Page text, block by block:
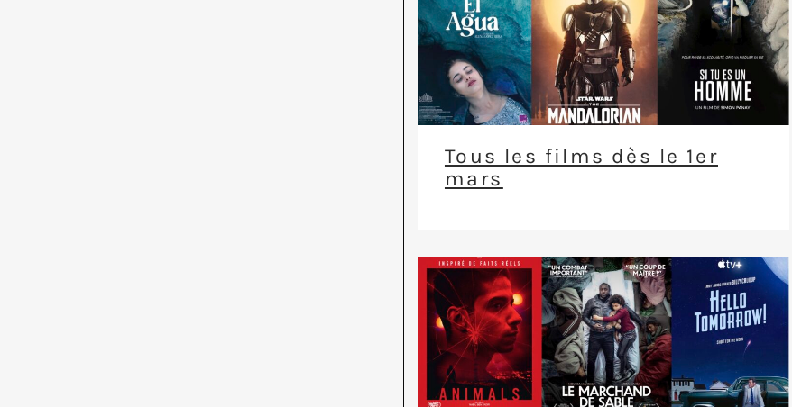
Tous les films dès le 1er
mars